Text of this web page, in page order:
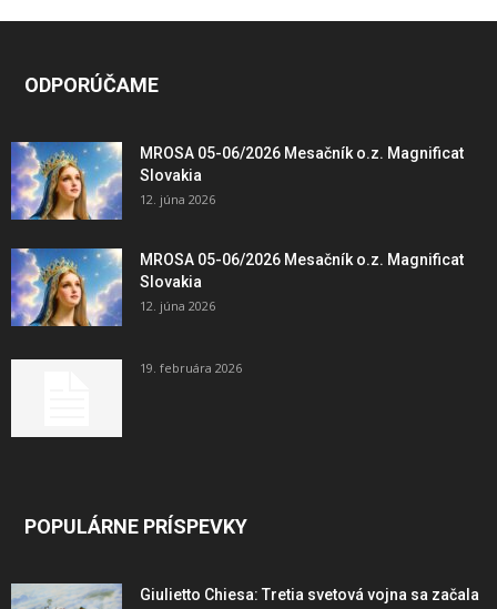
ODPORÚČAME
MROSA 05-06/2026 Mesačník o.z. Magnificat
Slovakia
12. júna 2026
MROSA 05-06/2026 Mesačník o.z. Magnificat
Slovakia
12. júna 2026
19. februára 2026
POPULÁRNE PRÍSPEVKY
Giulietto Chiesa: Tretia svetová vojna sa začala